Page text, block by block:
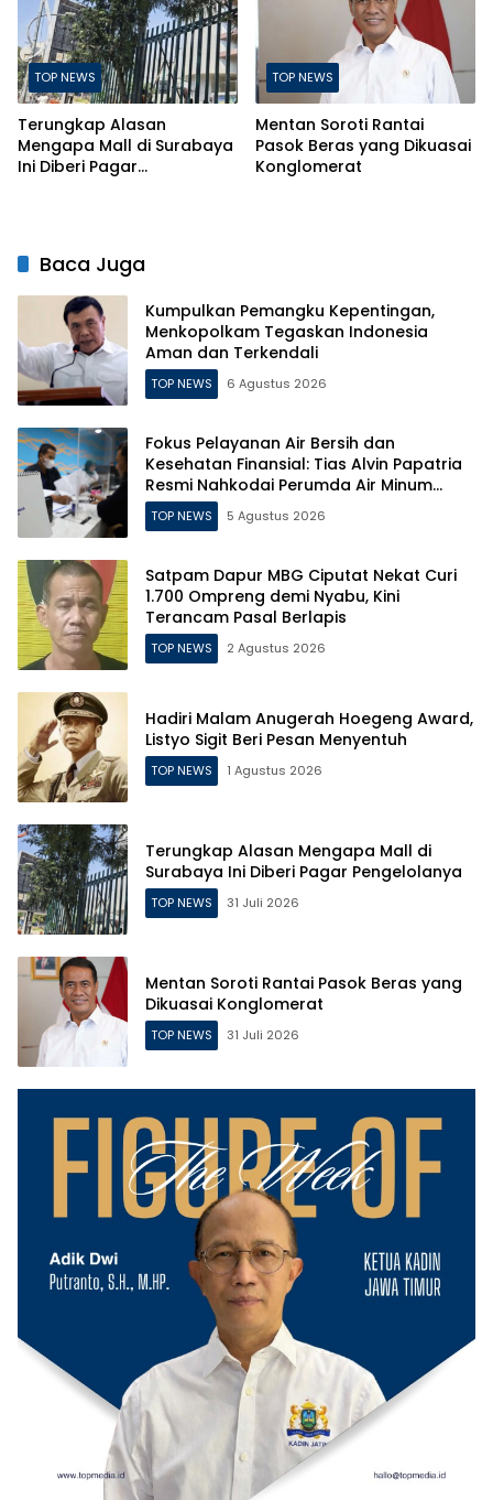
TOP NEWS
Terungkap Alasan
Mengapa Mall di Surabaya
Ini Diberi Pagar
TOP NEWS
Mentan Soroti Rantai
Pasok Beras yang Dikuasai
Konglomerat
Baca Juga
Kumpulkan Pemangku Kepentingan,
Menkopolkam Tegaskan Indonesia
Aman dan Terkendali
TOP NEWS 6 Agustus 2026
Fokus Pelayanan Air Bersih dan
Kesehatan Finansial: Tias Alvin Papatria
Resmi Nahkodai Perumda Air Minum
Surabaya
TOP NEWS 5 Agustus 2026
Satpam Dapur MBG Ciputat Nekat Curi
1.700 Ompreng demi Nyabu, Kini
Terancam Pasal Berlapis
TOP NEWS 2 Agustus 2026
Hadiri Malam Anugerah Hoegeng Award,
Listyo Sigit Beri Pesan Menyentuh
TOP NEWS 1 Agustus 2026
Terungkap Alasan Mengapa Mall di
Surabaya Ini Diberi Pagar Pengelolanya
TOP NEWS 31 Juli 2026
Mentan Soroti Rantai Pasok Beras yang
Dikuasai Konglomerat
TOP NEWS 31 Juli 2026